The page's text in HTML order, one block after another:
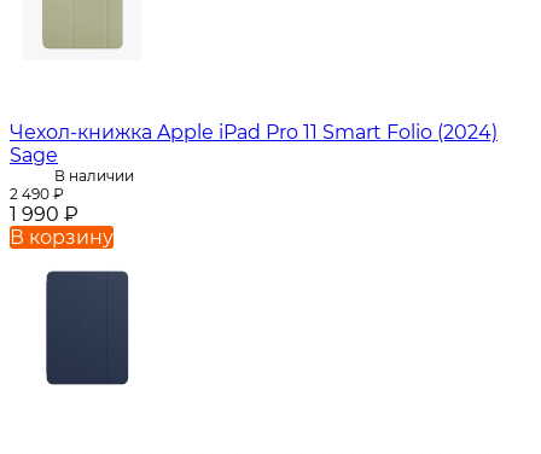
Чехол-книжка Apple iPad Pro 11 Smart Folio (2024)
Sage
В наличии
2 490 ₽
1 990 ₽
В корзину